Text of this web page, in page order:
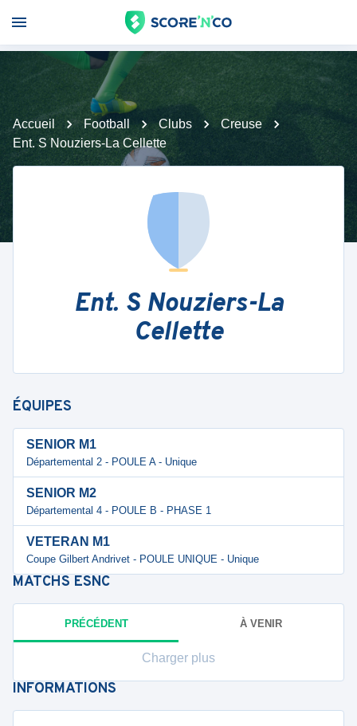
Accueil Football Clubs
Creuse
Ent. S Nouziers-La Cellette
Ent. S Nouziers-La
Cellette
ÉQUIPES
SENIOR M1
Départemental 2 - POULE A - Unique
SENIOR M2
Départemental 4 - POULE B - PHASE 1
VETERAN M1
Coupe Gilbert Andrivet - POULE UNIQUE - Unique
MATCHS ESNC
PRÉCÉDENT À VENIR
Charger plus
INFORMATIONS